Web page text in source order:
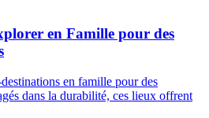
en Famille pour des
en famille pour des
dans la durabilité, ces lieux offrent